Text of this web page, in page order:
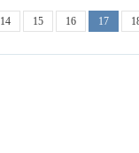
14 15 16 17